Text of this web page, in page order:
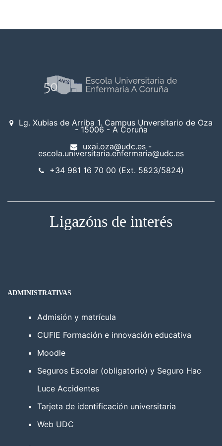
Lg. Xubias de Arriba 1. Campus Unversitario de Oza
- 15006 - A Coruña
uxai.oza@udc.es -
escola.universitaria.enfermaria@udc.es
+34 981 16 70 00 (Ext. 5823/5824)
Ligazóns de interés
ADMINISTRATIVAS
Admisión y matrícula
CUFIE Formación e innovación educativa
Moodle
Seguros Escolar (obligatorio) y Seguro Hac
Luce Accidentes
Tarjeta de identificación universitaria
Web UDC